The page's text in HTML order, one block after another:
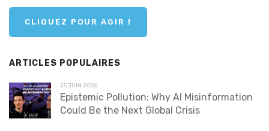
CLIQUEZ POUR AGIR !
ARTICLES POPULAIRES
25 JUIN 2026
Epistemic Pollution: Why AI Misinformation
Could Be the Next Global Crisis